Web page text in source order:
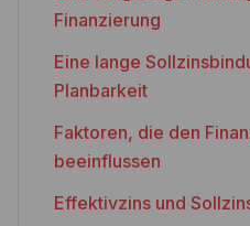
Finanzierung
Eine lange
Planbarkeit
Faktoren, die den
beeinflussen
Effektivzins und